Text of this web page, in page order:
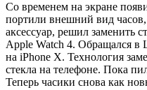
Со временем на экране
портили внешний вид
аксессуар, решил заменить
Apple Watch 4. Обращался в
на iPhone X. Технология
стекла на телефоне. Пока
Теперь часики снова как